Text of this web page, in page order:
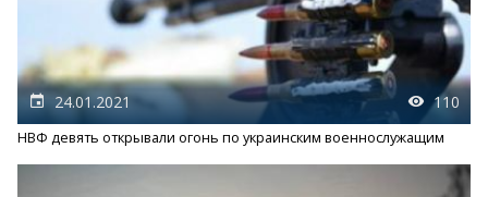
24.01.2021 110
НВФ девять открывали огонь по украинским военнослужащим